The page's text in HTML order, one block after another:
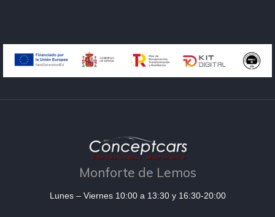
Monforte de Lemos
Lunes – Viernes 10:00 a 13:30 y 16:30-20:00